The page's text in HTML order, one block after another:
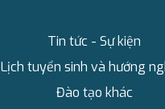
Tin tức - Sự kiện
Lịch tuyển sinh và hướng
Đào tạo khác